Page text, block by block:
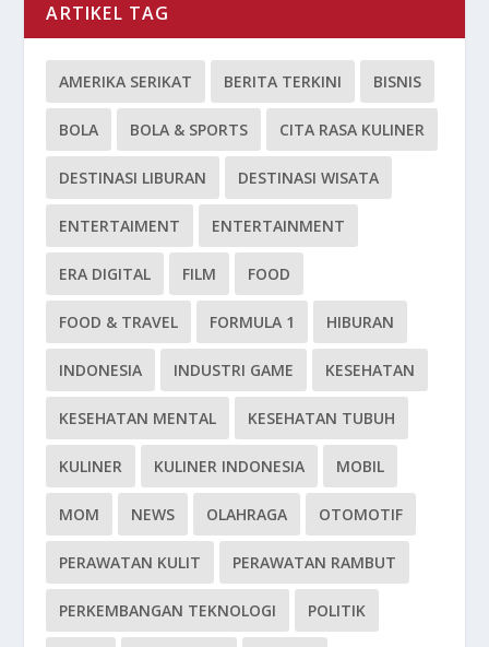
ARTIKEL TAG
AMERIKA SERIKAT BERITA TERKINI BISNIS
BOLA BOLA & SPORTS CITA RASA KULINER
DESTINASI LIBURAN DESTINASI WISATA
ENTERTAIMENT ENTERTAINMENT
ERA DIGITAL FILM FOOD
FOOD & TRAVEL FORMULA 1 HIBURAN
INDONESIA INDUSTRI GAME KESEHATAN
KESEHATAN MENTAL KESEHATAN TUBUH
KULINER KULINER INDONESIA MOBIL
MOM NEWS OLAHRAGA OTOMOTIF
PERAWATAN KULIT PERAWATAN RAMBUT
PERKEMBANGAN TEKNOLOGI POLITIK